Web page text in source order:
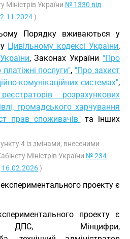
України № 1330 від
)
Порядку вживаються у
Цивільному кодексі України,
, Законах України "Про
платіжні послуги", "Про захист
комунікаційних системах",
розрахункових
громадського харчування
прав споживачів"та інших
4 із змінами, внесеними
Міністрів України № 234
16.02.2026)
проекту є
проекту є
ДПС, Мінцифри,